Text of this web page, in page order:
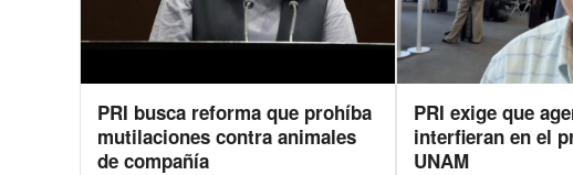
PRI busca reforma que prohíba
mutilaciones contra animales
de compañía
PRI exige que
interfieran en el
UNAM